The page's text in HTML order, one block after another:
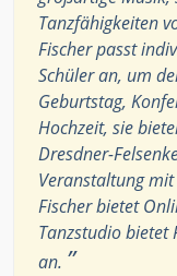
Tanzfähigkeiten
Fischer passt
Schüler an, um
Geburtstag,
Hochzeit, sie
Dresdner-
Veranstaltung
Fischer bietet
Tanzstudio bietet
an. ”